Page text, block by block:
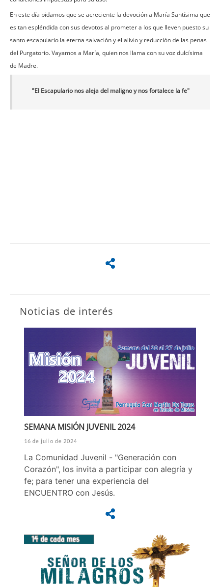
En este día pidamos que se acreciente la devoción a María Santísima que
es tan espléndida con sus devotos al prometer a los que lleven puesto su
santo escapulario la eterna salvación y el alivio y reducción de las penas
del Purgatorio. Vayamos a María, quien nos llama con su voz dulcísima
de Madre.
"El Escapulario nos aleja del maligno y nos fortalece la fe"
Noticias de interés
SEMANA MISIÓN JUVENIL 2024
16 de julio de 2024
La Comunidad Juvenil - "Generación con
Corazón", los invita a participar con alegría y
fe; para tener una experiencia del
ENCUENTRO con Jesús.